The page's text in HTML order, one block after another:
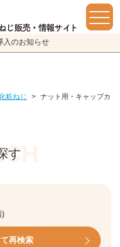
入のお知らせ
粧ねじ > ナット用・キャップカ
す
)
再検索